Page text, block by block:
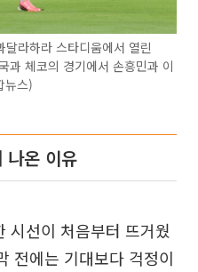
라하라 스타디움에서 열린
과 체코의 경기에서 손흥민과 이
뉴스)
나온 이유
시선이 처음부터 뜨거웠
전에는 기대보다 걱정이